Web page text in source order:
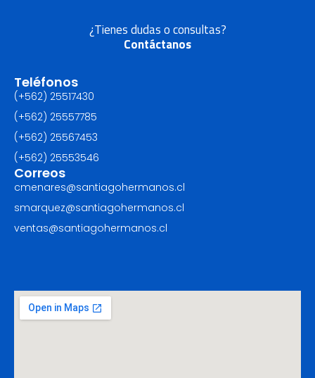
¿Tienes dudas o consultas?
Contáctanos
Teléfonos
(+562) 25517430‬
(+562) 25557785
(+562) 25567453‬
(+562) ‪25553546
Correos
cmenares@santiagohermanos.cl
smarquez@santiagohermanos.cl
ventas@santiagohermanos.cl